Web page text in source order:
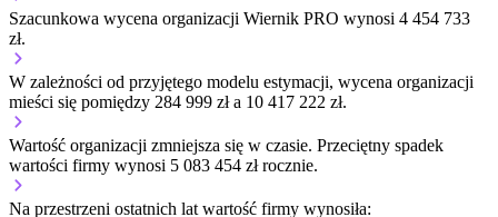
Szacunkowa wycena organizacji Wiernik PRO wynosi 4 454 733
zł.
W zależności od przyjętego modelu estymacji, wycena organizacji
mieści się pomiędzy 284 999 zł a 10 417 222 zł.
Wartość organizacji zmniejsza się w czasie. Przeciętny spadek
wartości firmy wynosi 5 083 454 zł rocznie.
Na przestrzeni ostatnich lat wartość firmy wynosiła: